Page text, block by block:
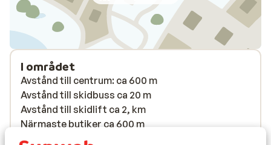
I området
Avstånd till centrum: ca 600 m
Avstånd till skidbuss ca 20 m
Avstånd till skidlift ca 2, km
Närmaste butiker ca 600 m
Närmaste kiosk ca 50 m